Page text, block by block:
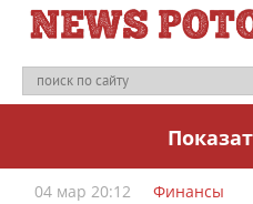
04 мар 20:12 Финансы